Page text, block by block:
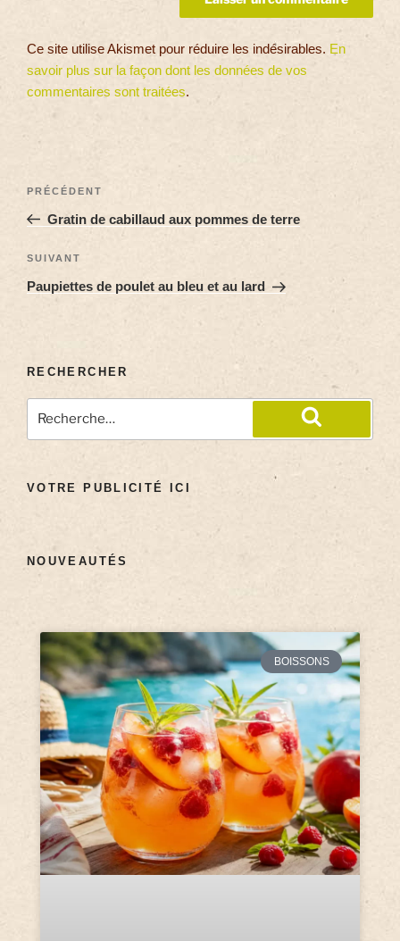
Ce site utilise Akismet pour réduire les indésirables. En
savoir plus sur la façon dont les données de vos
commentaires sont traitées.
PRÉCÉDENT
Gratin de cabillaud aux pommes de terre
SUIVANT
Paupiettes de poulet au bleu et au lard
RECHERCHER
VOTRE PUBLICITÉ ICI
NOUVEAUTÉS
BOISSONS